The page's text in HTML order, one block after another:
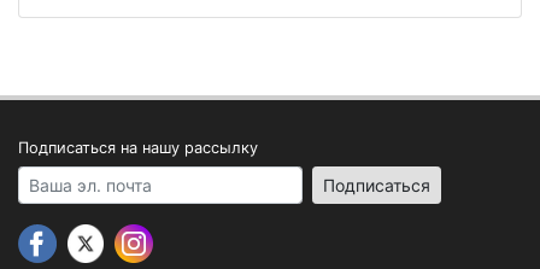
Подписаться на нашу рассылку
Your email address Подписаться